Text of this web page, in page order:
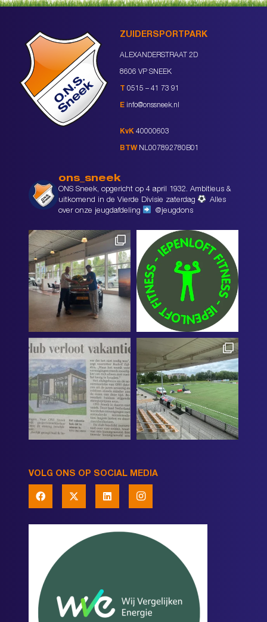
ZUIDERSPORTPARK
ALEXANDERSTRAAT 2D
8606 VP SNEEK
T 0515 – 41 73 91
E info@onssneek.nl
KvK 40000603
BTW NL007892780B01
ons_sneek
ONS Sneek, opgericht op 4 april 1932. Ambitieus &
uitkomend in de Vierde Divisie zaterdag
Alles
over onze jeugdafdeling
@jeugdons
VOLG ONS OP SOCIAL MEDIA